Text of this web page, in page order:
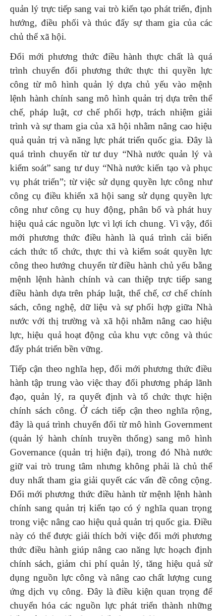
quản lý trực tiếp sang vai trò kiến tạo phát triển, định
hướng, điều phối và thúc đẩy sự tham gia của các
chủ thể xã hội.
Đổi mới phương thức điều hành thực chất là quá
trình chuyển đổi phương thức thực thi quyền lực
công từ mô hình quản lý dựa chủ yếu vào mệnh
lệnh hành chính sang mô hình quản trị dựa trên thể
chế, pháp luật, cơ chế phối hợp, trách nhiệm giải
trình và sự tham gia của xã hội nhằm nâng cao hiệu
quả quản trị và năng lực phát triển quốc gia. Đây là
quá trình chuyển từ tư duy “Nhà nước quản lý và
kiểm soát” sang tư duy “Nhà nước kiến tạo và phục
vụ phát triển”; từ việc sử dụng quyền lực công như
công cụ điều khiển xã hội sang sử dụng quyền lực
công như công cụ huy động, phân bổ và phát huy
hiệu quả các nguồn lực vì lợi ích chung. Vì vậy, đổi
mới phương thức điều hành là quá trình cải biến
cách thức tổ chức, thực thi và kiểm soát quyền lực
công theo hướng chuyển từ điều hành chủ yếu bằng
mệnh lệnh hành chính và can thiệp trực tiếp sang
điều hành dựa trên pháp luật, thể chế, cơ chế chính
sách, công nghệ, dữ liệu và sự phối hợp giữa Nhà
nước với thị trường và xã hội nhằm nâng cao hiệu
lực, hiệu quả hoạt động của khu vực công và thúc
đẩy phát triển bền vững.
Tiếp cận theo nghĩa hẹp, đổi mới phương thức điều
hành tập trung vào việc thay đổi phương pháp lãnh
đạo, quản lý, ra quyết định và tổ chức thực hiện
chính sách công. Ở cách tiếp cận theo nghĩa rộng,
đây là quá trình chuyển đổi từ mô hình Government
(quản lý hành chính truyền thống) sang mô hình
Governance (quản trị hiện đại), trong đó Nhà nước
giữ vai trò trung tâm nhưng không phải là chủ thể
duy nhất tham gia giải quyết các vấn đề công cộng.
Đổi mới phương thức điều hành từ mệnh lệnh hành
chính sang quản trị kiến tạo có ý nghĩa quan trọng
trong việc nâng cao hiệu quả quản trị quốc gia. Điều
này có thể được giải thích bởi việc đổi mới phương
thức điều hành giúp nâng cao năng lực hoạch định
chính sách, giảm chi phí quản lý, tăng hiệu quả sử
dụng nguồn lực công và nâng cao chất lượng cung
ứng dịch vụ công. Đây là điều kiện quan trọng để
chuyển hóa các nguồn lực phát triển thành những